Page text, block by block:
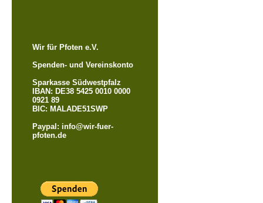
Wir für Pfoten e.V.
Spenden- und Vereinskonto
Sparkasse Südwestpfalz
IBAN: DE38 5425 0010 0000
0921 89
BIC: MALADE51SWP
Paypal: info@wir-fuer-
pfoten.de